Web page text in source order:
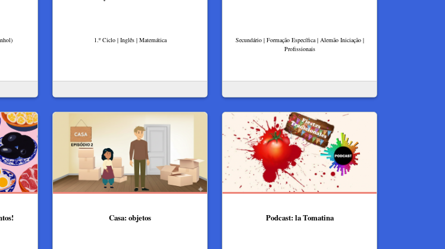
1.º Ciclo | Inglês | Matemática
Secundário | Formação Específica | Alemão Iniciação |
Profissionais
Casa: objetos Podcast: la Tomatina